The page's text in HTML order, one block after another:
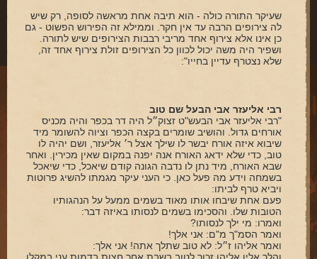
שעיקר התורה כולה - הוא תיבה אחת מראשה לסופה, רק שיש
לה צירופים הרבה עד אין חקר. וממילא זה הפירוש הפשוט - גם
כן אינו אלא צירוף אחד מריבי רבבות הצירופים שיש לתורה.
ושפיר היה משה יכול לכוון כל הצירופים זולת צירוף אחד זה,
שלא נצטרף עדיין בחייו":
רבי אליעזר אבי הבעל שם טוב
"רבי אליעזר אבי הבעש"ט זצוק״ל היה דר בכפר והיה מכניס
אורחים גדול. והושיב שומרים בקצה הכפר וציוה להשומר מיד
שיבוא איזה אורח יבשר לו שילך אצל ר׳ אליעזר, ושם יהיה לו
טוב, כדי שלא ידאג האורח אנה יפנה במקום שאין מכירין. ואחר
שבא האורח, מיד נתן לו נדבה הגונה קודם שיאכל, כדי שיאכל
בשמחה וידע מה פעל כאן. כי העני עיקר מגמתו להשיג פרוטות
ויביא טרף לביתו:
פעם אחת שיבחו אותו מאוד בשמים ממעל על הנהגותיו
הטובות שלו. והסכימו בשמים לנסותו באיזה דבר:
ואמרו: מי ילך לנסותו?
ואמר הסמ"ך מ"ם: אני אלך!
ואמר אליהו ז״ל: לא טוב שתלך אתה! אני אלך: